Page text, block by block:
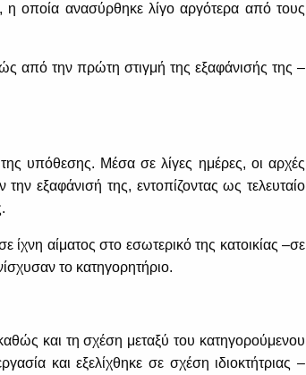
η οποία ανασύρθηκε λίγο αργότερα από τους
από την πρώτη στιγμή της εξαφάνισής της –
της υπόθεσης. Μέσα σε λίγες ημέρες, οι αρχές
εξαφάνισή της, εντοπίζοντας ως τελευταίο
αίματος στο εσωτερικό της κατοικίας –σε
το κατηγορητήριο.
και τη σχέση μεταξύ του κατηγορούμενου
και εξελίχθηκε σε σχέση ιδιοκτήτριας –